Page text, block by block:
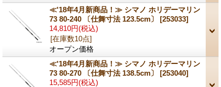
≪'18年4月新商品！≫ シマノ ホリデーマリン
73 80-240 〔仕舞寸法 123.5cm〕 [253033]
14,810円(税込)
[在庫数10点]
オープン価格
≪'18年4月新商品！≫ シマノ ホリデーマリン
73 80-270 〔仕舞寸法 138.5cm〕 [253040]
15,585円(税込)